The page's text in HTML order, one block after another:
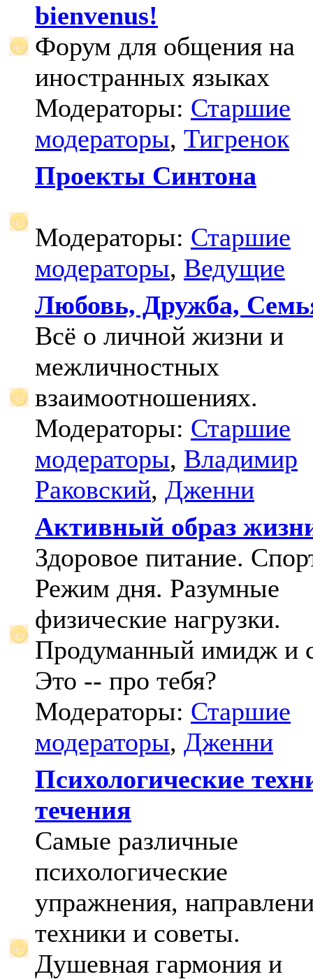
bienvenus!
Форум для общения на
иностранных языках
Модераторы: Старшие
модераторы, Тигренок
Проекты Синтона
Модераторы: Старшие
модераторы, Ведущие
Любовь, Дружба,
Всё о личной жизни и
межличностных
взаимоотношениях.
Модераторы: Старшие
модераторы, Владимир
Раковский, Дженни
Активный образ
Здоровое питание.
Режим дня. Разумные
физические нагрузки.
Продуманный имидж и
Это -- про тебя?
Модераторы: Старшие
модераторы, Дженни
Психологические
течения
Самые различные
психологические
упражнения,
техники и советы.
Душевная гармония и